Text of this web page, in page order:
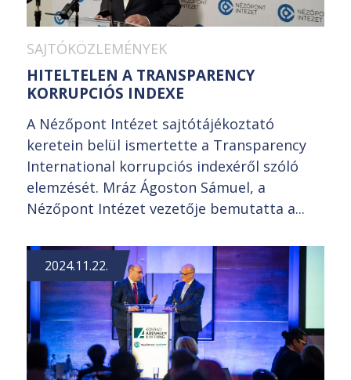
SAJTÓKÖZLEMÉNYEK
HITELTELEN A TRANSPARENCY
KORRUPCIÓS INDEXE
A Nézőpont Intézet sajtótájékoztató
keretein belül ismertette a Transparency
International korrupciós indexéről szóló
elemzését. Mráz Ágoston Sámuel, a
Nézőpont Intézet vezetője bemutatta a...
2024.11.22.